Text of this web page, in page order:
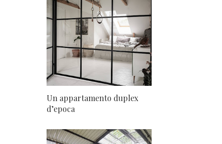
Un appartamento duplex
d’epoca